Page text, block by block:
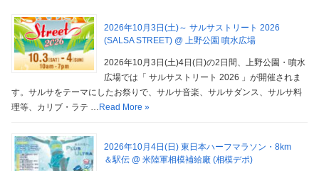
2026年10月3日(土)～ サルサストリート 2026
(SALSA STREET) @ 上野公園 噴水広場
2026年10月3日(土)4日(日)の2日間、上野公園・噴水
広場では「 サルサストリート 2026 」が開催されま
す。サルサをテーマにしたお祭りで、サルサ音楽、サルサダンス、サルサ料
理等、カリブ・ラテ … Read More »
2026年10月4日(日) 東日本ハーフマラソン・8km
＆駅伝 @ 米陸軍相模補給廠 (相模デポ)